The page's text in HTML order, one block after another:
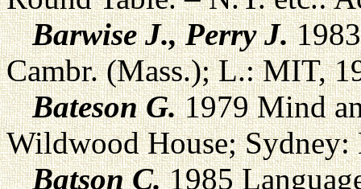
Barwise J., Perry J.
Cambr. (Mass.); L.: MIT,
Bateson G.1979 Mind
Wildwood House;
Batson C.1985